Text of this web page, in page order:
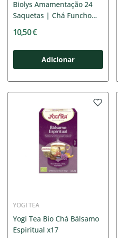
Biolys Amamentação 24
Saquetas | Chá Funcho
10,50 €
Adicionar
YOGI TEA
Yogi Tea Bio Chá Bálsamo
Espiritual x17